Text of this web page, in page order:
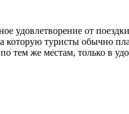
удовлетворение от
туристы обычно
тем же местам, только в